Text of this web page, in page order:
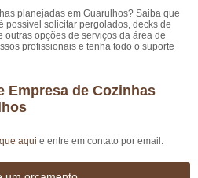
planejadas em Guarulhos? Saiba que
possível solicitar pergolados, decks de
opções de serviços da área de
profissionais e tenha todo o suporte
Empresa de Cozinhas
aqui e entre em contato por email.